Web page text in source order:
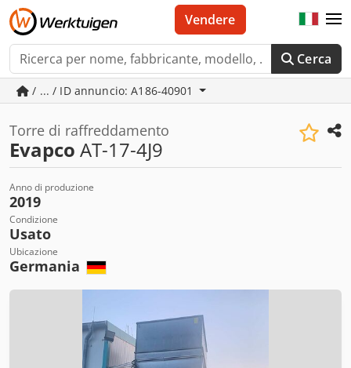
Cerca
Vendere
/ ... / ID annuncio: A186-40901
Torre di raffreddamento
Evapco AT-17-4J9
Anno di produzione
2019
Condizione
Usato
Ubicazione
Germania